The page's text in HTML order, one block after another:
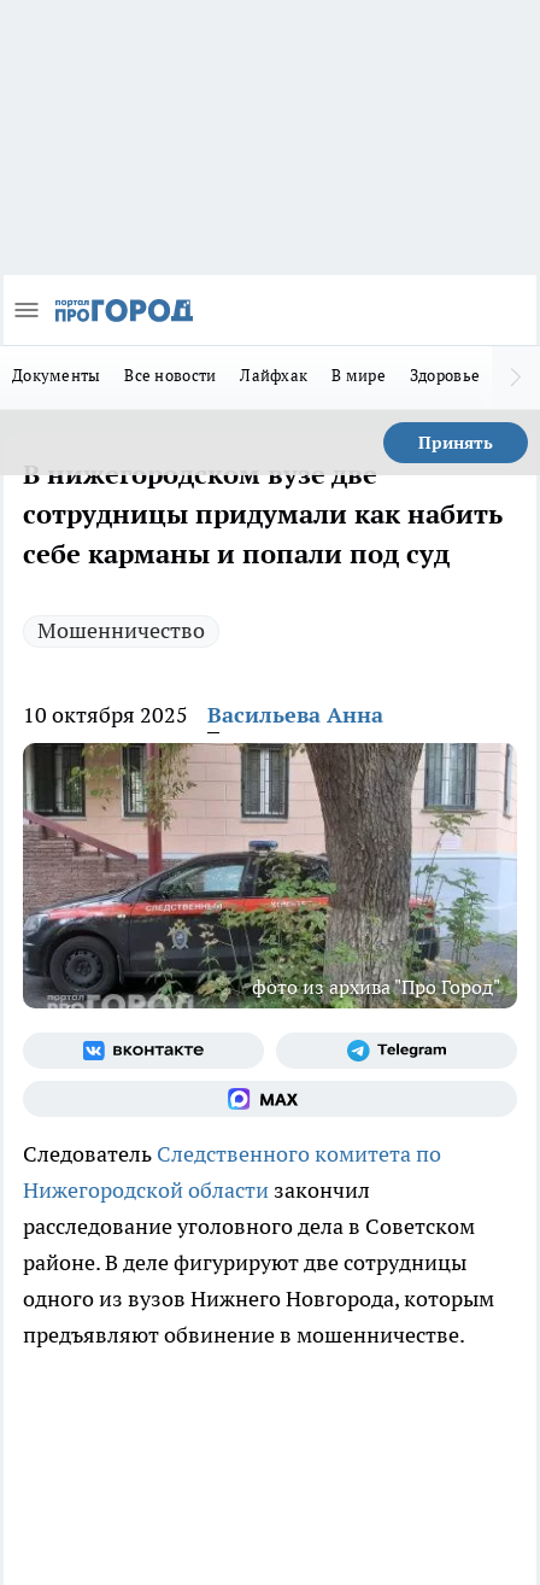
Документы Все новости Лайфхак В мире Здоровье
Принять
В нижегородском вузе две
сотрудницы придумали как набить
себе карманы и попали под суд
Мошенничество
10 октября 2025 Васильева Анна
фото из архива "Про Город"
Следователь Следственного комитета по
Нижегородской области закончил
расследование уголовного дела в Советском
районе. В деле фигурируют две сотрудницы
одного из вузов Нижнего Новгорода, которым
предъявляют обвинение в мошенничестве.